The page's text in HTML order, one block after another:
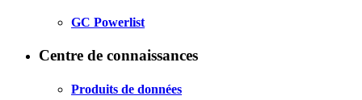
GC Powerlist
Centre de connaissances
Produits de données